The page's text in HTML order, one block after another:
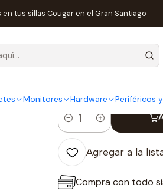
Monitores Hardware Periféricos
tus sillas Cougar en el Gran Santiago
Mousepads Mouse Gamer HyperX
Mouse
Cantidad
Agregar a la
Compra con todo